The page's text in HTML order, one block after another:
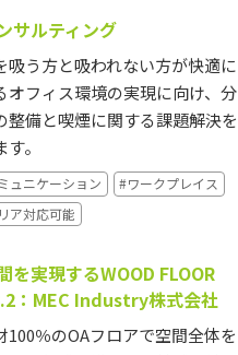
サルティング
吸う方と吸われない方が快適に
オフィス環境の実現に向け、分
整備と喫煙に関する課題解決を
。
ュニケーション
#ワークプレイス
ア対応可能
を実現するWOOD FLOOR
：MEC Industry株式会社
100％のOAフロアで空間全体を